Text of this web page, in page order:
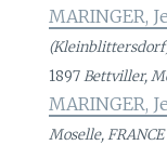
MARINGER,
1897Bettviller,
MARINGER,
Moselle, FRANCE